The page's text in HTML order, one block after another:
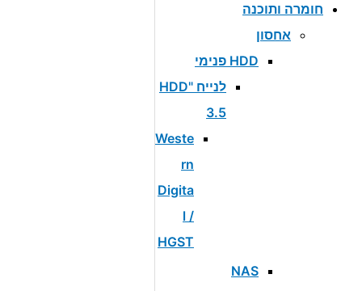
חומרה ותוכנה
אחסון
HDD פנימי
לנייח "HDD
3.5
Weste
rn
Digita
l /
HGST
NAS